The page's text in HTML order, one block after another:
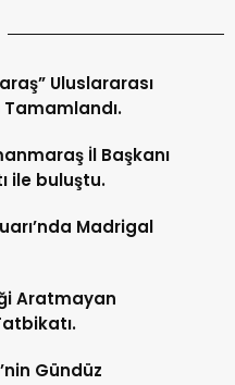
Uluslararası
Tamamlandı.
İl Başkanı
ile buluştu.
Madrigal
Aratmayan
Gündüz